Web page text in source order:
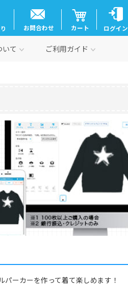
お問合わせ カート ログイン
いて ご利用ガイド
ーカーを作って着て楽しめます！